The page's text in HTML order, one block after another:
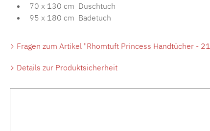
70 x 130 cm Duschtuch
95 x 180 cm Badetuch
Fragen zum Artikel "Rhomtuft Princess Handtücher -
Details zur Produktsicherheit